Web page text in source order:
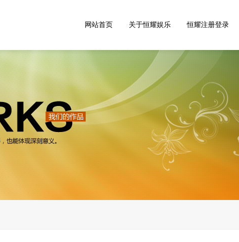
网站首页 关于恒耀娱乐 恒耀注册登录